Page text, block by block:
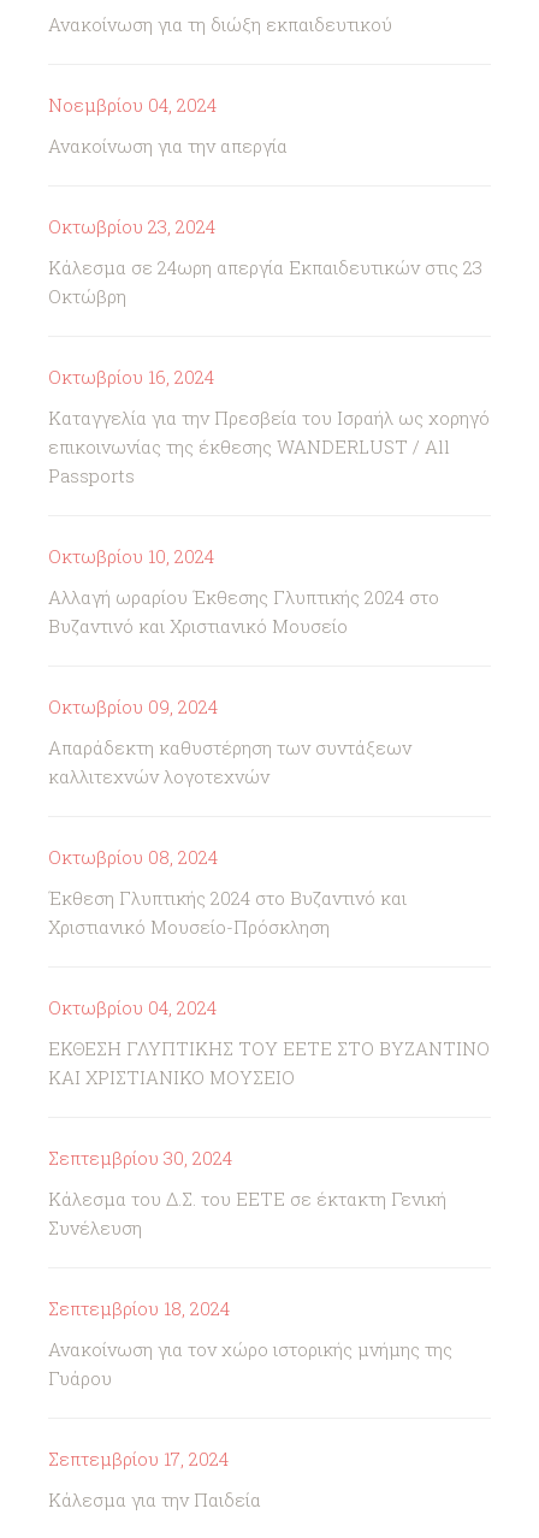
Ανακοίνωση για τη διώξη εκπαιδευτικού
Νοεμβρίου 04, 2024
Ανακοίνωση για την απεργία
Οκτωβρίου 23, 2024
Κάλεσμα σε 24ωρη απεργία Εκπαιδευτικών στις 23
Οκτώβρη
Οκτωβρίου 16, 2024
Καταγγελία για την Πρεσβεία του Ισραήλ ως χορηγό
επικοινωνίας της έκθεσης WANDERLUST / All
Passports
Οκτωβρίου 10, 2024
Αλλαγή ωραρίου Έκθεσης Γλυπτικής 2024 στο
Βυζαντινό και Χριστιανικό Μουσείο
Οκτωβρίου 09, 2024
Απαράδεκτη καθυστέρηση των συντάξεων
καλλιτεχνών λογοτεχνών
Οκτωβρίου 08, 2024
Έκθεση Γλυπτικής 2024 στο Βυζαντινό και
Χριστιανικό Μουσείο-Πρόσκληση
Οκτωβρίου 04, 2024
ΕΚΘΕΣΗ ΓΛΥΠΤΙΚΗΣ ΤΟΥ ΕΕΤΕ ΣΤΟ ΒΥΖΑΝΤΙΝΟ
ΚΑΙ ΧΡΙΣΤΙΑΝΙΚΟ ΜΟΥΣΕΙΟ
Σεπτεμβρίου 30, 2024
Κάλεσμα του Δ.Σ. του ΕΕΤΕ σε έκτακτη Γενική
Συνέλευση
Σεπτεμβρίου 18, 2024
Ανακοίνωση για τον χώρο ιστορικής μνήμης της
Γυάρου
Σεπτεμβρίου 17, 2024
Κάλεσμα για την Παιδεία